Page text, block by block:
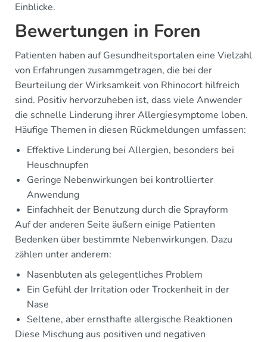
Einblicke.
Bewertungen in Foren
Patienten haben auf Gesundheitsportalen eine Vielzahl
von Erfahrungen zusammgetragen, die bei der
Beurteilung der Wirksamkeit von Rhinocort hilfreich
sind. Positiv hervorzuheben ist, dass viele Anwender
die schnelle Linderung ihrer Allergiesymptome loben.
Häufige Themen in diesen Rückmeldungen umfassen:
Effektive Linderung bei Allergien, besonders bei
Heuschnupfen
Geringe Nebenwirkungen bei kontrollierter
Anwendung
Einfachheit der Benutzung durch die Sprayform
Auf der anderen Seite äußern einige Patienten
Bedenken über bestimmte Nebenwirkungen. Dazu
zählen unter anderem:
Nasenbluten als gelegentliches Problem
Ein Gefühl der Irritation oder Trockenheit in der
Nase
Seltene, aber ernsthafte allergische Reaktionen
Diese Mischung aus positiven und negativen